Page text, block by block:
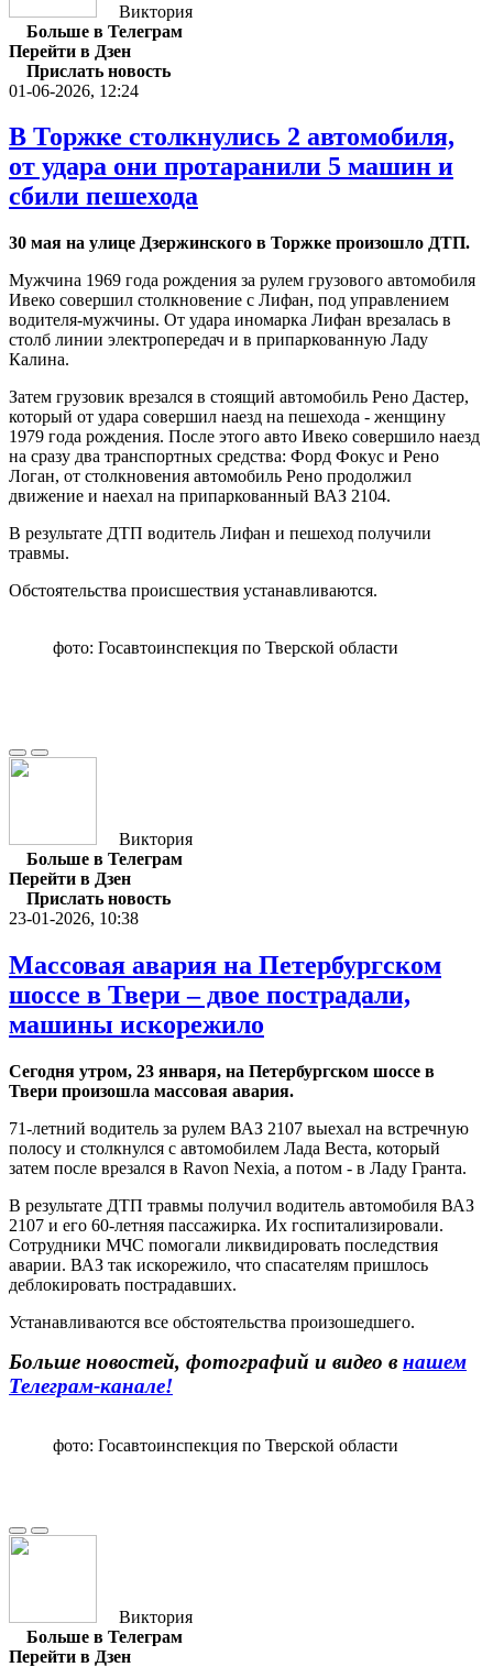
Виктория
Больше в Телеграм
Перейти в Дзен
Прислать новость
01-06-2026, 12:24
В Торжке столкнулись 2 автомобиля,
от удара они протаранили 5 машин и
сбили пешехода
30 мая на улице Дзержинского в Торжке произошло ДТП.
Мужчина 1969 года рождения за рулем грузового автомобиля
Ивеко совершил столкновение с Лифан, под управлением
водителя-мужчины. От удара иномарка Лифан врезалась в
столб линии электропередач и в припаркованную Ладу
Калина.
Затем грузовик врезался в стоящий автомобиль Рено Дастер,
который от удара совершил наезд на пешехода - женщину
1979 года рождения. После этого авто Ивеко совершило наезд
на сразу два транспортных средства: Форд Фокус и Рено
Логан, от столкновения автомобиль Рено продолжил
движение и наехал на припаркованный ВАЗ 2104.
В результате ДТП водитель Лифан и пешеход получили
травмы.
Обстоятельства происшествия устанавливаются.
фото: Госавтоинспекция по Тверской области
Виктория
Больше в Телеграм
Перейти в Дзен
Прислать новость
23-01-2026, 10:38
Массовая авария на Петербургском
шоссе в Твери – двое пострадали,
машины искорежило
Сегодня утром, 23 января, на Петербургском шоссе в
Твери произошла массовая авария.
71-летний водитель за рулем ВАЗ 2107 выехал на встречную
полосу и столкнулся с автомобилем Лада Веста, который
затем после врезался в Ravon Nexia, а потом - в Ладу Гранта.
В результате ДТП травмы получил водитель автомобиля ВАЗ
2107 и его 60-летняя пассажирка. Их госпитализировали.
Сотрудники МЧС помогали ликвидировать последствия
аварии. ВАЗ так искорежило, что спасателям пришлось
деблокировать пострадавших.
Устанавливаются все обстоятельства произошедшего.
Больше новостей, фотографий и видео в нашем
Телеграм-канале!
фото: Госавтоинспекция по Тверской области
Виктория
Больше в Телеграм
Перейти в Дзен